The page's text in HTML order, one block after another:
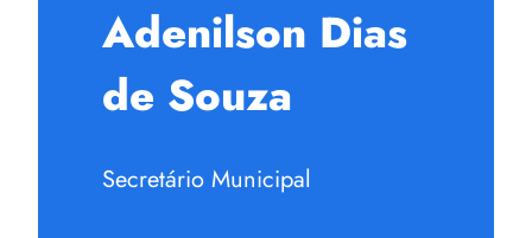
Adenilson Dias
de Souza
Secretário Municipal